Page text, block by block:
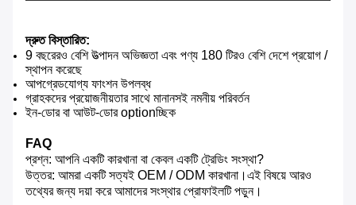
দ্রুত বিস্তারিত:
9 বছরেরও বেশি উত্পাদন অভিজ্ঞতা এবং পণ্য 180 টিরও বেশি দেশে প্রয়োগ /
স্থাপন করেছে
আপগ্রেডযোগ্য ফাংশন উপলব্ধ
গ্রাহকদের প্রয়োজনীয়তার সাথে মানানসই নমনীয় পরিবর্তন
ইন-ডোর বা আউট-ডোর optionচ্ছিক
FAQ
প্রশ্ন: আপনি একটি কারখানা বা কেবল একটি ট্রেডিং সংস্থা?
উত্তর: আমরা একটি সত্যই OEM / ODM কারখানা।এই বিষয়ে আরও
তথ্যের জন্য দয়া করে আমাদের সংস্থার প্রোফাইলটি পড়ুন।